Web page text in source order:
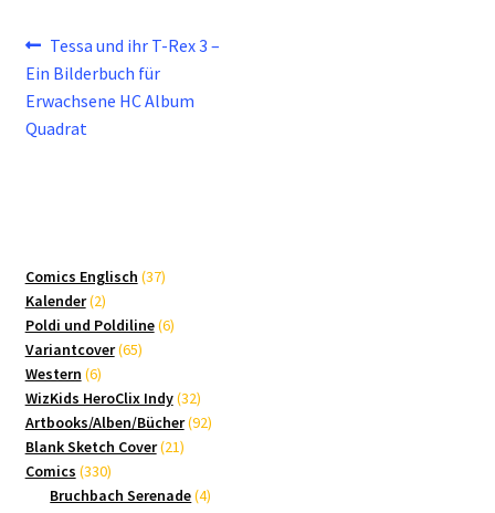
Beitragsnavigation
Vorheriger
Beitrag:
Tessa und ihr T-Rex 3 –
Ein Bilderbuch für
Erwachsene HC Album
Quadrat
Comics Englisch 3737
Kalender 22
Produkte
Poldi und Poldiline 66
Variantcover 6565
Western 66
Produkte
WizKids HeroClix Indy 3232
Produkte
Artbooks/Alben/Bücher 9292
Blank Sketch Cover 2121
Comics 330330
Produkte
Bruchbach Serenade 44